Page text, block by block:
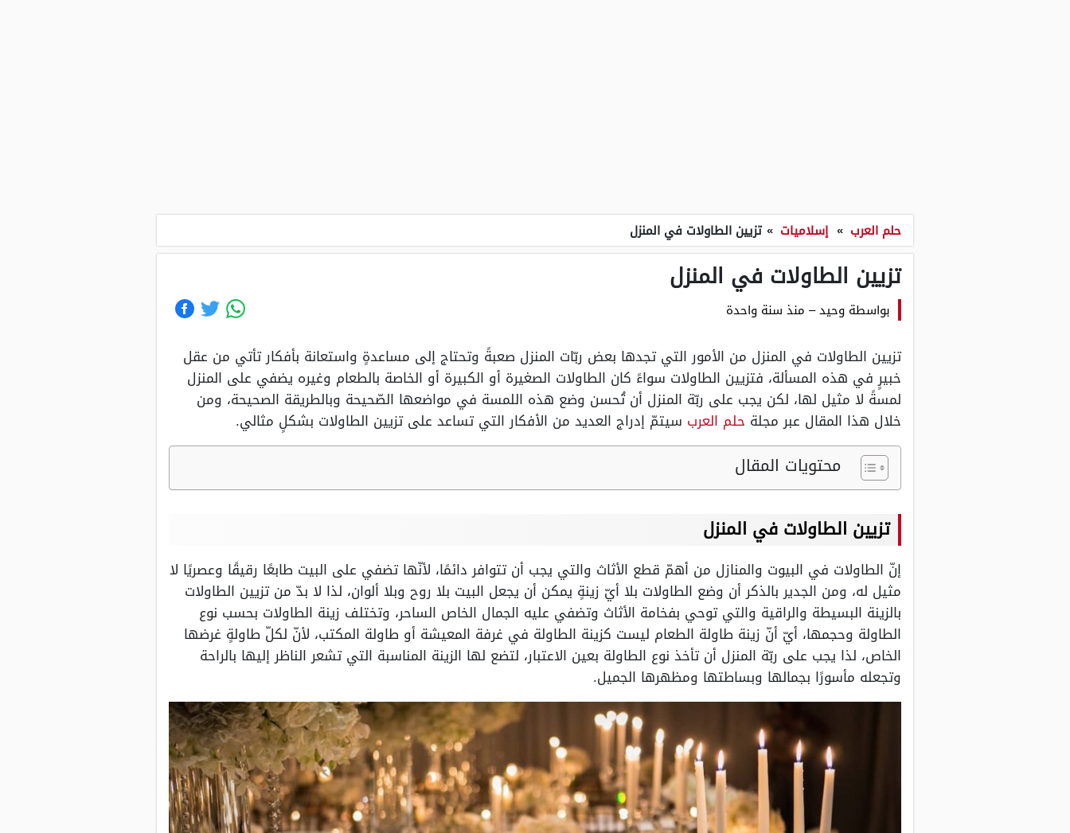
حلم العرب » إسلاميات » تزيين الطاولات في المنزل
تزيين الطاولات في المنزل
بواسطة وحيد– منذ سنة واحدة
تزيين الطاولات في المنزل من الأمور التي تجدها بعض ربّات المنزل صعبةً وتحتاج إلى مساعدةٍ واستعانة بأفكار تأتي من عقل
خبيرٍ في هذه المسألة، فتزيين الطاولات سواءً كان الطاولات الصغيرة أو الكبيرة أو الخاصة بالطعام وغيره يضفي على المنزل
لمسةً لا مثيل لها، لكن يجب على ربّة المنزل أن تُحسن وضع هذه اللمسة في مواضعها الصّحيحة وبالطريقة الصحيحة، ومن
خلال هذا المقال عبر مجلة حلم العرب سيتمّ إدراج العديد من الأفكار التي تساعد على تزيين الطاولات بشكلٍ مثالي.
محتويات المقال
تزيين الطاولات في المنزل
إنّ الطاولات في البيوت والمنازل من أهمّ قطع الأثاث والتي يجب أن تتوافر دائمًا، لأنّها تضفي على البيت طابعًا رقيقًا وعصريًا لا
مثيل له، ومن الجدير بالذكر أن وضع الطاولات بلا أيّ زينةٍ يمكن أن يجعل البيت بلا روح وبلا ألوان، لذا لا بدّ من تزيين الطاولات
بالزينة البسيطة والراقية والتي توحي بفخامة الأثاث وتضفي عليه الجمال الخاص الساحر، وتختلف زينة الطاولات بحسب نوع
الطاولة وحجمها، أيّ أنّ زينة طاولة الطعام ليست كزينة الطاولة في غرفة المعيشة أو طاولة المكتب، لأنّ لكلّ طاولةٍ غرضها
الخاص، لذا يجب على ربّة المنزل أن تأخذ نوع الطاولة بعين الاعتبار، لتضع لها الزينة المناسبة التي تشعر الناظر إليها بالراحة
وتجعله مأسورًا بجمالها وبساطتها ومظهرها الجميل.